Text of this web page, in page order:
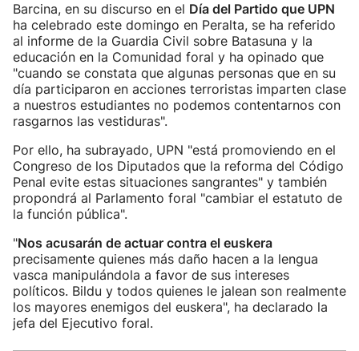
Barcina, en su discurso en el Día del Partido que UPN
ha celebrado este domingo en Peralta, se ha referido
al informe de la Guardia Civil sobre Batasuna y la
educación en la Comunidad foral y ha opinado que
"cuando se constata que algunas personas que en su
día participaron en acciones terroristas imparten clase
a nuestros estudiantes no podemos contentarnos con
rasgarnos las vestiduras".
Por ello, ha subrayado, UPN "está promoviendo en el
Congreso de los Diputados que la reforma del Código
Penal evite estas situaciones sangrantes" y también
propondrá al Parlamento foral "cambiar el estatuto de
la función pública".
"Nos acusarán de actuar contra el euskera
precisamente quienes más daño hacen a la lengua
vasca manipulándola a favor de sus intereses
políticos. Bildu y todos quienes le jalean son realmente
los mayores enemigos del euskera", ha declarado la
jefa del Ejecutivo foral.